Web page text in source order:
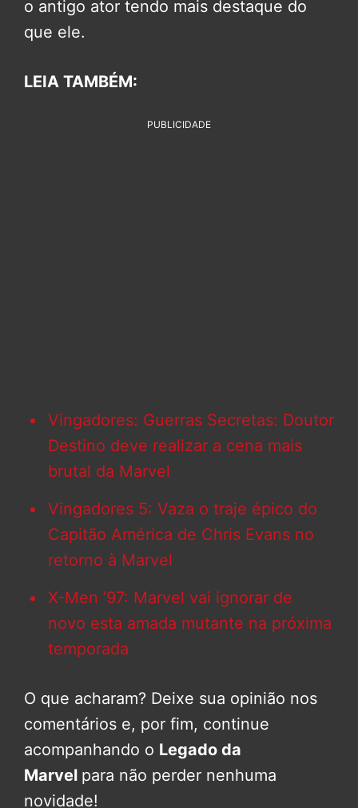
o antigo ator tendo mais destaque do
que ele.
LEIA TAMBÉM:
PUBLICIDADE
Vingadores: Guerras Secretas: Doutor
Destino deve realizar a cena mais
brutal da Marvel
Vingadores 5: Vaza o traje épico do
Capitão América de Chris Evans no
retorno à Marvel
X-Men ’97: Marvel vai ignorar de
novo esta amada mutante na próxima
temporada
O que acharam? Deixe sua opinião nos
comentários e, por fim, continue
acompanhando o Legado da
Marvel para não perder nenhuma
novidade!